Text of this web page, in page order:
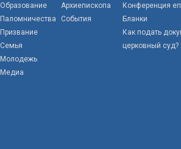
Образование
Паломничества
Призвание
Семья
Молодежь
Медиа
Архиепископа
События
Конференция
Бланки
Как подать
церковный суд?